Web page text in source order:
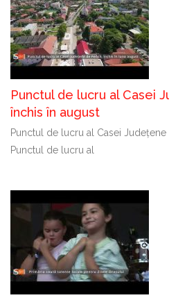
Punctul de lucru al Casei
închis în august
Punctul de lucru al Casei
Punctul de lucru al